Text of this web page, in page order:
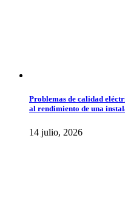
Problemas de calidad
al rendimiento de una
14 julio, 2026